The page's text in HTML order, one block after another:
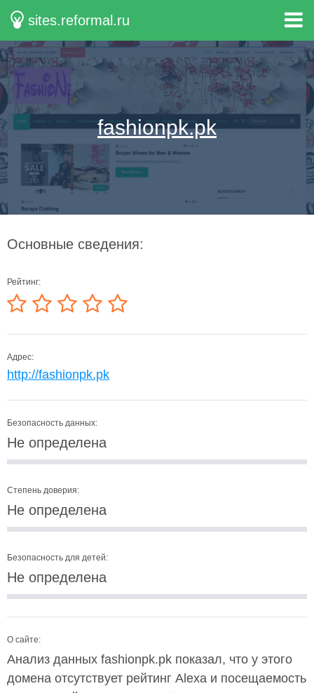
sites.reformal.ru
fashionpk.pk
Основные сведения:
Рейтинг:
Адрес:
http://fashionpk.pk
Безопасность данных:
Не определена
Степень доверия:
Не определена
Безопасность для детей:
Не определена
О сайте:
Анализ данных fashionpk.pk показал, что у этого
домена отсутствует рейтинг Alexa и посещаемость